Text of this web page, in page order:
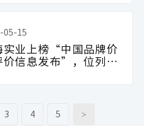
05-15
实业上榜“中国品牌价
价信息发布”，位列食
3 4 5 >